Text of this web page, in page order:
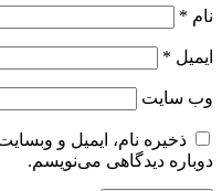
نام *
ایمیل *
وب‌ سایت
ذخیره نام، ایمیل و
دوباره دیدگاهی می‌نویسم.